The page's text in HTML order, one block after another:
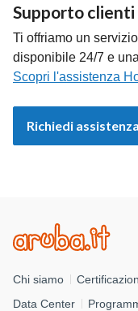
Supporto
Ti offriamo un
disponibile 24/7 e
Scopri l'assistenza
Richiedi assistenza
Chi siamo
Data Center